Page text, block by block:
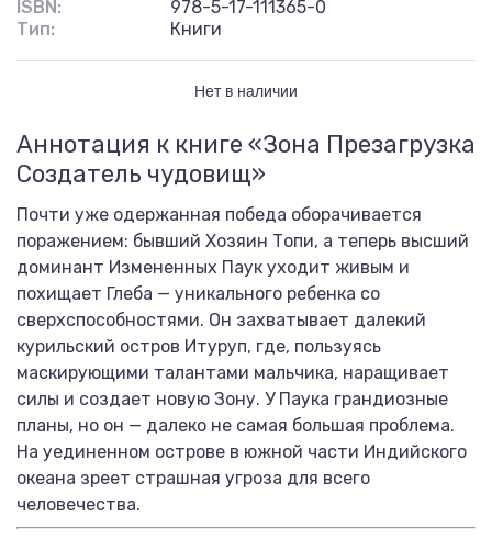
ISBN:
978-5-17-111365-0
Тип:
Книги
Нет в наличии
Аннотация к книге «Зона Презагрузка
Создатель чудовищ»
Почти уже одержанная победа оборачивается
поражением: бывший Хозяин Топи, а теперь высший
доминант Измененных Паук уходит живым и
похищает Глеба — уникального ребенка со
сверхспособностями. Он захватывает далекий
курильский остров Итуруп, где, пользуясь
маскирующими талантами мальчика, наращивает
силы и создает новую Зону. У Паука грандиозные
планы, но он — далеко не самая большая проблема.
На уединенном острове в южной части Индийского
океана зреет страшная угроза для всего
человечества.